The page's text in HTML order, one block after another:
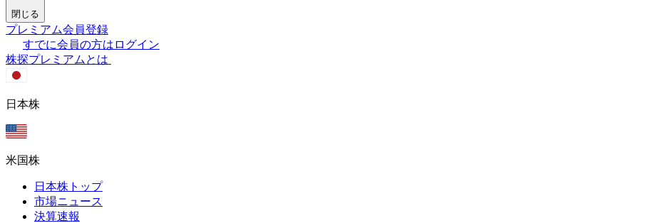
閉じる
プレミアム会員登録
すでに会員の方はログイン
株探プレミアムとは
日本株
米国株
日本株トップ
市場ニュース
決算速報